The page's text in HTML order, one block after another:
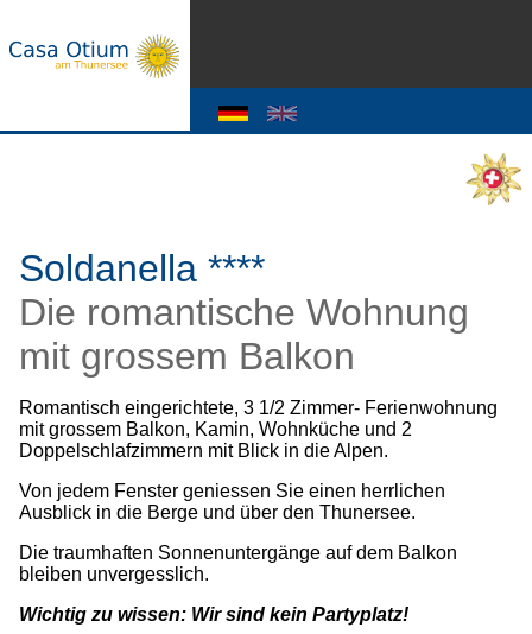
Soldanella ****
Die romantische Wohnung
mit grossem Balkon
Romantisch eingerichtete, 3 1/2 Zimmer- Ferienwohnung
mit grossem Balkon, Kamin, Wohnküche und 2
Doppelschlafzimmern mit Blick in die Alpen.
Von jedem Fenster geniessen Sie einen herrlichen
Ausblick in die Berge und über den Thunersee.
Die traumhaften Sonnenuntergänge auf dem Balkon
bleiben unvergesslich.
Wichtig zu wissen: Wir sind kein Partyplatz!